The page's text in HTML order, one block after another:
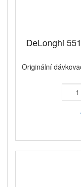
DeLonghi
Originální